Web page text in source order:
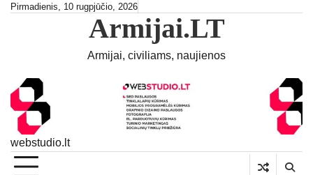
SkipPirmadienis, 10 rugpjūčio, 2026
Armijai.LT
Armijai, civiliams, naujienos
webstudio.lt